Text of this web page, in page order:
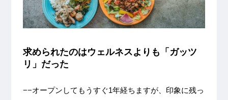
求められたのはウェルネスよりも「ガッツ
リ」だった
−−オープンしてもうすぐ1年経ちますが、印象に残っ